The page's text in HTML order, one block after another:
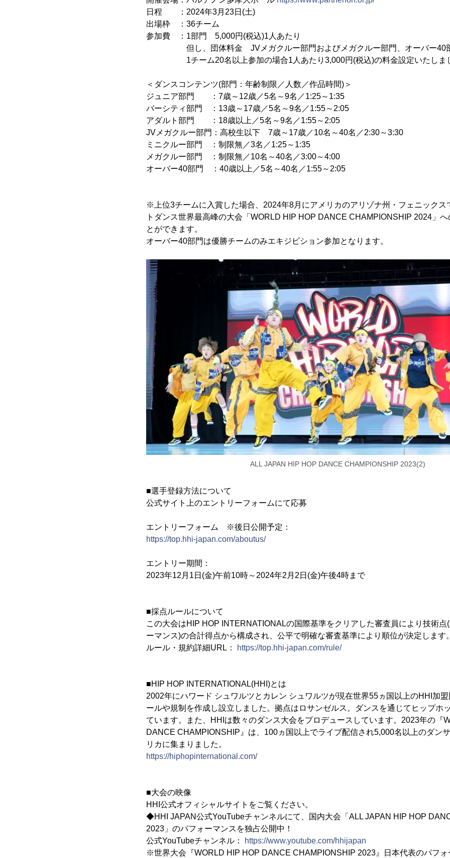
日程 ：2024年3月23日(土)
出場枠 ：36チーム
参加費 ：1部門 5,000円(税込)1人あたり
但し、団体料金 JVメガクルー部門およびメガクルー部門、オーバー40
1チーム20名以上参加の場合1人あたり3,000円(税込)の料金設定いたしま
＜ダンスコンテンツ(部門：年齢制限／人数／作品時間)＞
ジュニア部門 ：7歳～12歳／5名～9名／1:25～1:35
バーシティ部門 ：13歳～17歳／5名～9名／1:55～2:05
アダルト部門 ：18歳以上／5名～9名／1:55～2:05
JVメガクルー部門：高校生以下 7歳～17歳／10名～40名／2:30～3:30
ミニクルー部門 ：制限無／3名／1:25～1:35
メガクルー部門 ：制限無／10名～40名／3:00～4:00
オーバー40部門 ：40歳以上／5名～40名／1:55～2:05
※上位3チームに入賞した場合、2024年8月にアメリカのアリゾナ州・フェニックス
トダンス世界最高峰の大会「WORLD HIP HOP DANCE CHAMPIONSHIP 2024」へ
とができます。
オーバー40部門は優勝チームのみエキジビション参加となります。
ALL JAPAN HIP HOP DANCE CHAMPIONSHIP 2023(2)
■選手登録方法について
公式サイト上のエントリーフォームにて応募
エントリーフォーム ※後日公開予定：
https://top.hhi-japan.com/aboutus/
エントリー期間：
2023年12月1日(金)午前10時～2024年2月2日(金)午後4時まで
■採点ルールについて
この大会はHIP HOP INTERNATIONALの国際基準をクリアした審査員により技術点
ーマンス)の合計得点から構成され、公平で明確な審査基準により順位が決定します。
ルール・規約詳細URL：
https://top.hhi-japan.com/rule/
■HIP HOP INTERNATIONAL(HHI)とは
2002年にハワード シュワルツとカレン シュワルツが現在世界55ヵ国以上のHHI加
ールや規制を作成し設立しました。拠点はロサンゼルス。ダンスを通じてヒップホ
ています。また、HHIは数々のダンス大会をプロデュースしています。2023年の『
DANCE CHAMPIONSHIP』は、100ヵ国以上でライブ配信され5,000名以上のダン
リカに集まりました。
https://hiphopinternational.com/
■大会の映像
HHI公式オフィシャルサイトをご覧ください。
◆HHI JAPAN公式YouTubeチャンネルにて、国内大会「ALL JAPAN HIP HOP
2023」のパフォーマンスを独占公開中！
公式YouTubeチャンネル：
https://www.youtube.com/hhijapan
※世界大会『WORLD HIP HOP DANCE CHAMPIONSHIP 2023』日本代表のパフォ